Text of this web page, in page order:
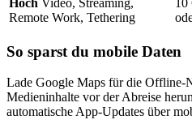
Remote Work, Tethering
So sparst du mobile Daten
Lade Google Maps für die Offline-
Medieninhalte vor der Abreise
automatische App-Updates über